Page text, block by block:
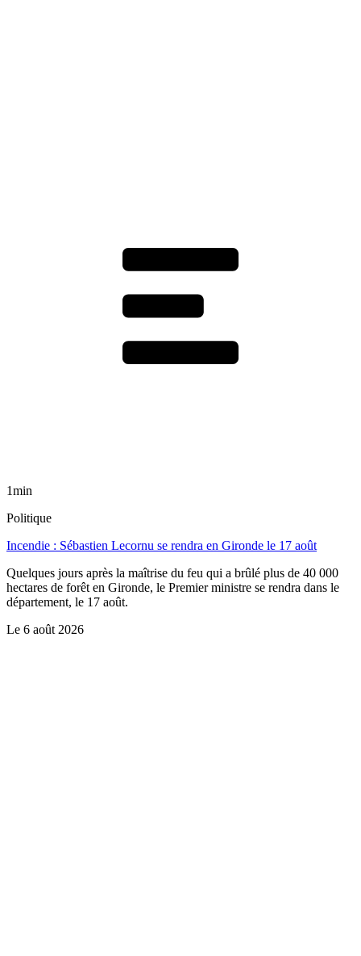
1min
Politique
Incendie : Sébastien Lecornu se rendra en Gironde le 17 août
Quelques jours après la maîtrise du feu qui a brûlé plus de 40 000
hectares de forêt en Gironde, le Premier ministre se rendra dans le
département, le 17 août.
Le 6 août 2026